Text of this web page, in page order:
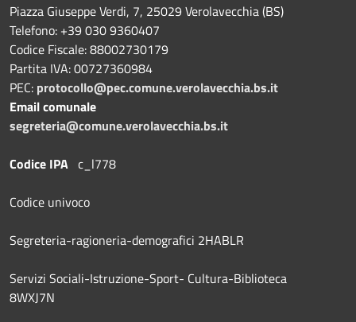
Piazza Giuseppe Verdi, 7, 25029 Verolavecchia (BS)
Telefono: +39 030 9360407
Codice Fiscale: 88002730179
Partita IVA: 00727360984
PEC: protocollo@pec.comune.verolavecchia.bs.it
Email comunale
segreteria@comune.verolavecchia.bs.it
Codice IPA c_l778
Codice univoco
Segreteria-ragioneria-demografici 2HABLR
Servizi Sociali-Istruzione-Sport- Cultura-Biblioteca
8WXJ7N